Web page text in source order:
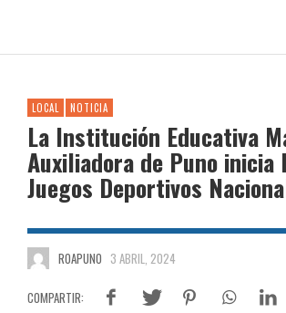
LOCAL NOTICIA
La Institución Educativa
Auxiliadora de Puno inicia
Juegos Deportivos
ROAPUNO 3 ABRIL, 2024